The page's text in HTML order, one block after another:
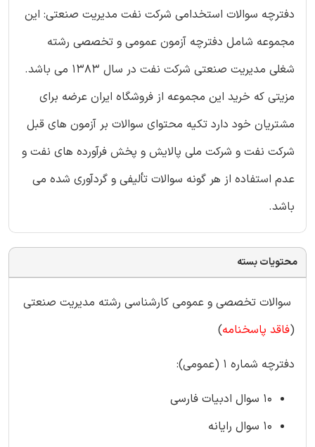
دفترچه سوالات استخدامی شرکت نفت مدیریت صنعتی: این
مجموعه شامل دفترچه آزمون عمومی و تخصصی رشته
شغلی مدیریت صنعتی شرکت نفت در سال ۱۳۸۳ می باشد.
مزیتی که خرید این مجموعه از فروشگاه ایران عرضه برای
مشتریان خود دارد تکیه محتوای سوالات بر آزمون های قبل
شرکت نفت و شرکت ملی پالایش و پخش فرآورده های نفت و
عدم استفاده از هر گونه سوالات تألیفی و گردآوری شده می
باشد.
محتویات بسته
سوالات تخصصی و عمومی کارشناسی رشته مدیریت صنعتی
(فاقد پاسخنامه)
دفترچه شماره ۱ (عمومی):
۱۰ سوال ادبیات فارسی
۱۰ سوال رایانه